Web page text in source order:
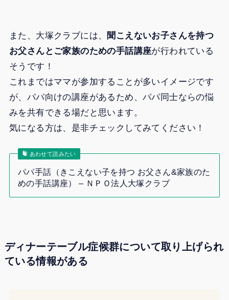
また、大塚クラブには、 聞こえないお子さんを持つ
お父さんとご家族のための手話講座が行われている
そうです！
これまではママが参加することが多いイメージです
が、パパ向けの講座があるため、パパ同士ならの悩
みを共有できる場だと思います。
気になる方は、是非チェックしてみてください！
あわせて読みたい
パパ手話（きこえない子を持つ お父さん&家族のた
めの手話講座） – ＮＰＯ法人大塚クラブ
ディナーテーブル症候群について取り上げられ
ている情報がある